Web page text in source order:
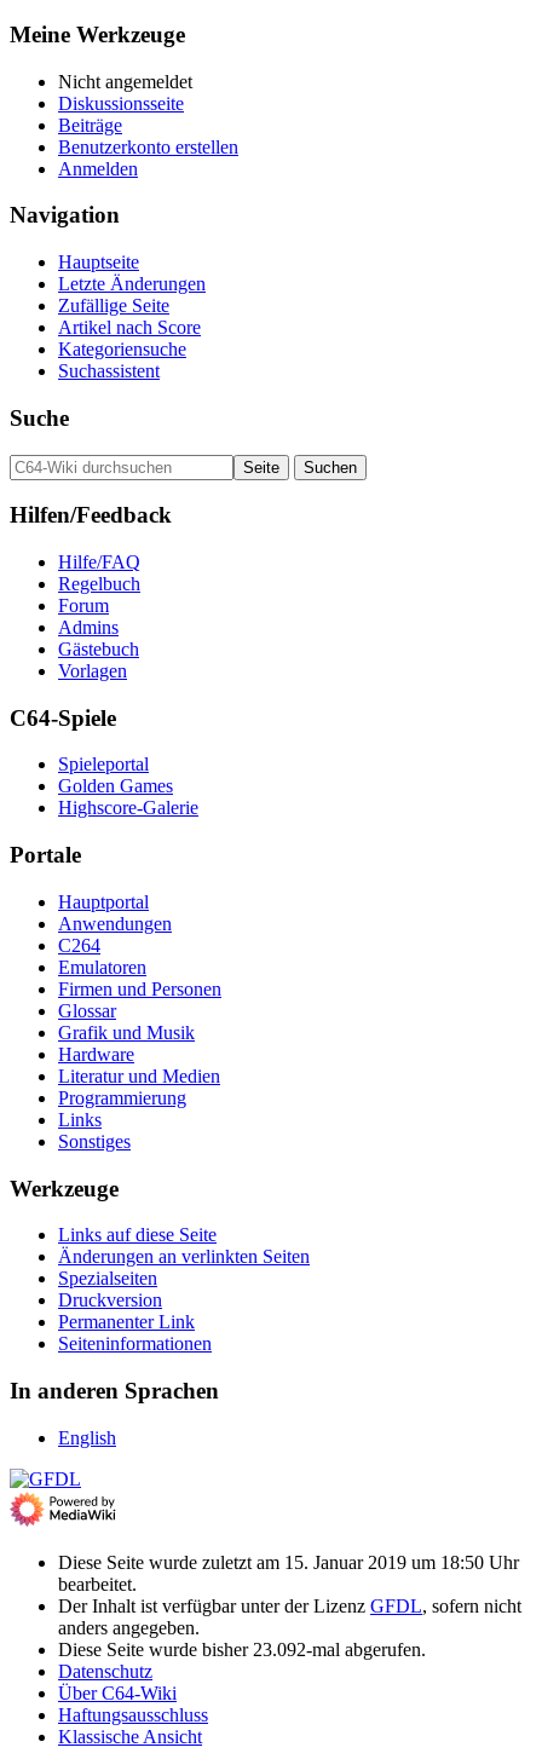
Meine Werkzeuge
Nicht angemeldet
Diskussionsseite
Beiträge
Benutzerkonto erstellen
Anmelden
Navigation
Hauptseite
Letzte Änderungen
Zufällige Seite
Artikel nach Score
Kategoriensuche
Suchassistent
Suche
Hilfen/Feedback
Hilfe/FAQ
Regelbuch
Forum
Admins
Gästebuch
Vorlagen
C64-Spiele
Spieleportal
Golden Games
Highscore-Galerie
Portale
Hauptportal
Anwendungen
C264
Emulatoren
Firmen und Personen
Glossar
Grafik und Musik
Hardware
Literatur und Medien
Programmierung
Links
Sonstiges
Werkzeuge
Links auf diese Seite
Änderungen an verlinkten Seiten
Spezialseiten
Druckversion
Permanenter Link
Seiten­­informationen
In anderen Sprachen
English
Diese Seite wurde zuletzt am 15. Januar 2019 um 18:50 Uhr
bearbeitet.
Der Inhalt ist verfügbar unter der Lizenz GFDL, sofern nicht
anders angegeben.
Diese Seite wurde bisher 23.092-mal abgerufen.
Datenschutz
Über C64-Wiki
Haftungsausschluss
Klassische Ansicht